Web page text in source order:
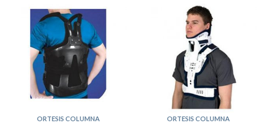
ORTESIS COLUMNA ORTESIS COLUMNA